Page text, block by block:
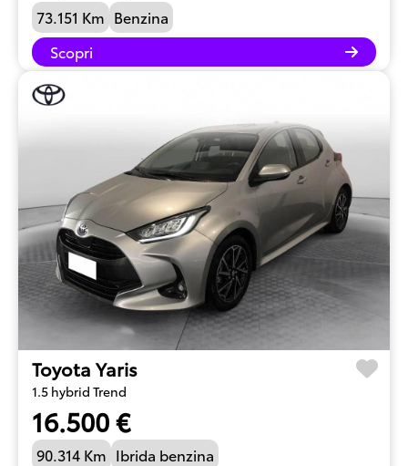
73.151 Km Benzina
Scopri
Toyota Yaris
1.5 hybrid Trend
16.500 €
90.314 Km Ibrida benzina